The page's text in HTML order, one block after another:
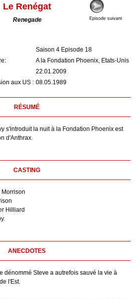
Le Renégat
Renegade Episode suivant
Saison 4 Episode 18
A la Fondation Phoenix, Etats-Unis
22.01.2009
aux US : 08.05.1989
RÉSUMÉ
s'introduit la nuit à la Fondation Phoenix est
d'Anthrax.
CASTING
Morrison
Hilliard
ANECDOTES
dénommé Steve a autrefois sauvé la vie à
l'Est.